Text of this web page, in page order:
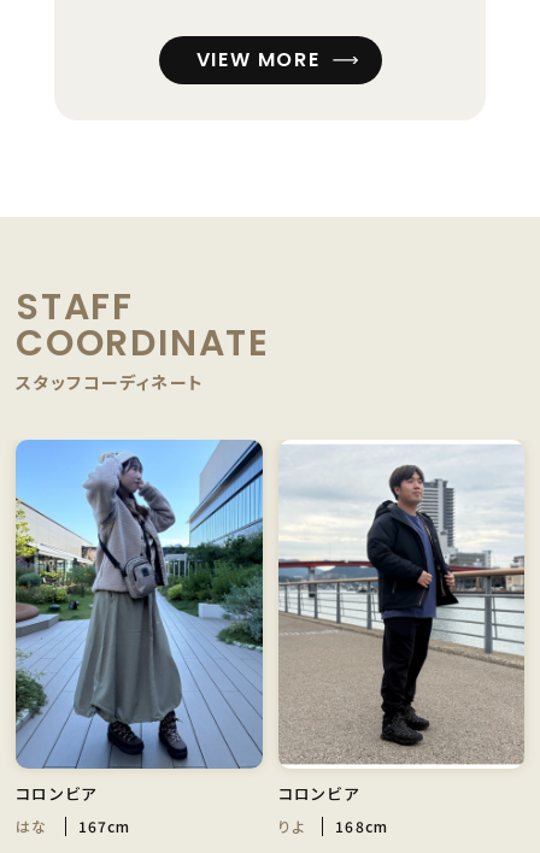
VIEW MORE
STAFF
COORDINATE
スタッフコーディネート
コロンビア
はな 167cm
コロンビア
りよ 168cm